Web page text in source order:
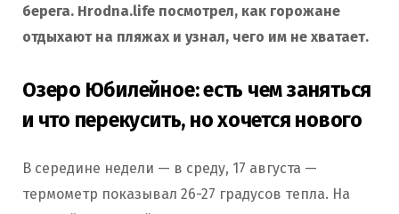
берега. Hrodna.life посмотрел, как горожане
отдыхают на пляжах и узнал, чего им не хватает.
Озеро Юбилейное: есть чем заняться
и что перекусить, но хочется нового
В середине недели — в среду, 17 августа —
термометр показывал 26-27 градусов тепла. На